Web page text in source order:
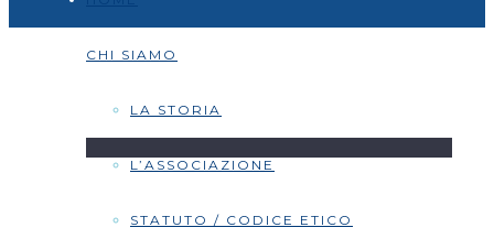
CHI SIAMO
LA STORIA
L’ASSOCIAZIONE
STATUTO / CODICE ETICO